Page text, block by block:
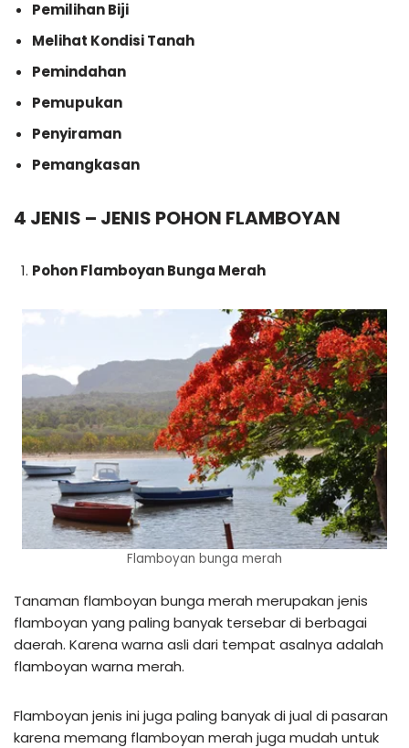
Pemilihan Biji
Melihat Kondisi Tanah
Pemindahan
Pemupukan
Penyiraman
Pemangkasan
4 JENIS – JENIS POHON FLAMBOYAN
Pohon Flamboyan Bunga Merah
Flamboyan bunga merah
Tanaman flamboyan bunga merah merupakan jenis
flamboyan yang paling banyak tersebar di berbagai
daerah. Karena warna asli dari tempat asalnya adalah
flamboyan warna merah.
Flamboyan jenis ini juga paling banyak di jual di pasaran
karena memang flamboyan merah juga mudah untuk